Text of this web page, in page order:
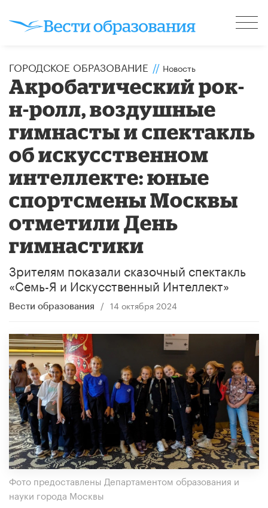
ГОРОДСКОЕ ОБРАЗОВАНИЕ // Новость
Акробатический рок-
н-ролл, воздушные
гимнасты и спектакль
об искусственном
интеллекте: юные
спортсмены Москвы
отметили День
гимнастики
Зрителям показали сказочный спектакль
«Семь-Я и Искусственный Интеллект»
Вести образования / 14 октября 2024
Фото предоставлены Департаментом образования и
науки города Москвы